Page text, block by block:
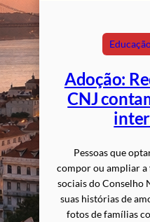
Adoção:
CNJ
Pessoas que
compor ou ampliar a
sociais do Conselho
suas histórias de
fotos de famílias